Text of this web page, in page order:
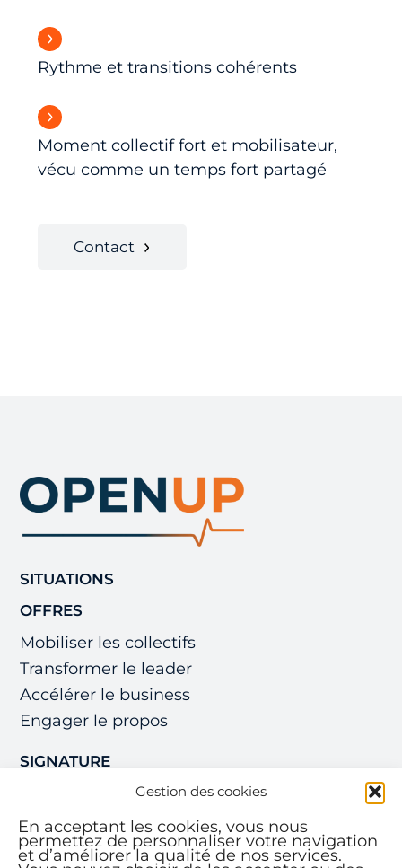
Gestion des cookies
En acceptant les cookies, vous nous
permettez de personnaliser votre navigation
et d’améliorer la qualité de nos services.
Rythme et transitions cohérents
Moment collectif fort et mobilisateur,
vécu comme un temps fort partagé
Contact
SITUATIONS
OFFRES
Mobiliser les collectifs
Transformer le leader
Accélérer le business
Engager le propos
SIGNATURE
RESSOURCES
À PROPOS